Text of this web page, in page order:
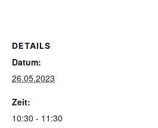
DETAILS
Datum:
26.05.2023
Zeit:
10:30 - 11:30